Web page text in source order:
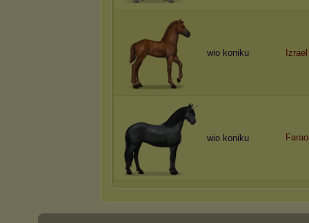
wio koniku Izrael
wio koniku